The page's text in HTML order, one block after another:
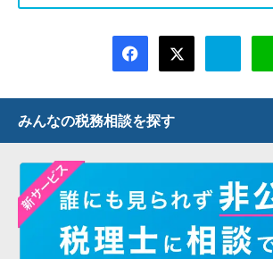
みんなの税務相談を探す